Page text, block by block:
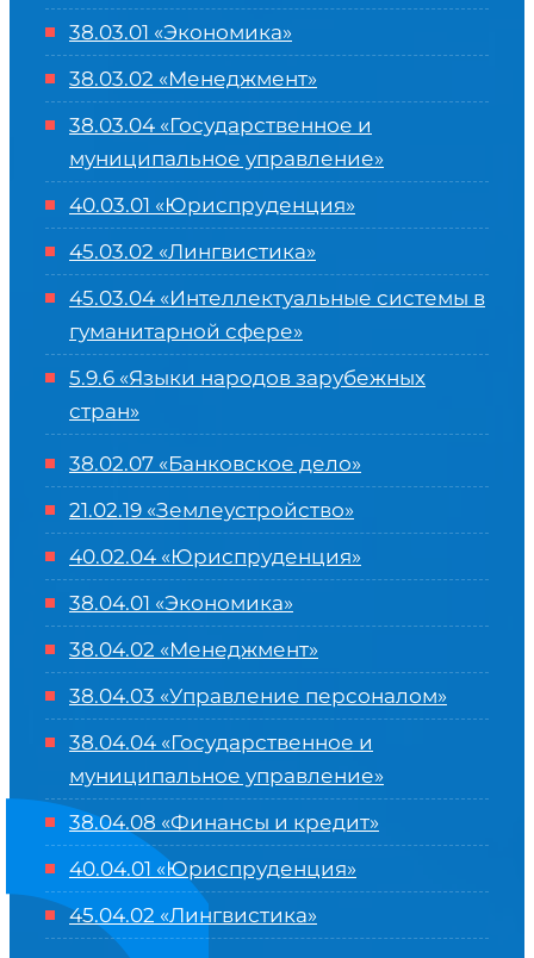
38.03.01 «Экономика»
38.03.02 «Менеджмент»
38.03.04 «Государственное и
муниципальное управление»
40.03.01 «Юриспруденция»
45.03.02 «Лингвистика»
45.03.04 «Интеллектуальные системы в
гуманитарной сфере»
5.9.6 «Языки народов зарубежных
стран»
38.02.07 «Банковское дело»
21.02.19 «Землеустройство»
40.02.04 «Юриспруденция»
38.04.01 «Экономика»
38.04.02 «Менеджмент»
38.04.03 «Управление персоналом»
38.04.04 «Государственное и
муниципальное управление»
38.04.08 «Финансы и кредит»
40.04.01 «Юриспруденция»
45.04.02 «Лингвистика»